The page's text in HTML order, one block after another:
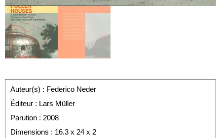
Auteur(s) : Federico Neder
Éditeur : Lars Müller
Parution : 2008
Dimensions : 16.3 x 24 x 2